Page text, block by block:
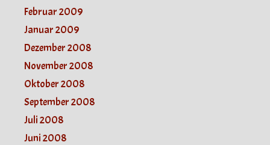
Februar 2009
Januar 2009
Dezember 2008
November 2008
Oktober 2008
September 2008
Juli 2008
Juni 2008